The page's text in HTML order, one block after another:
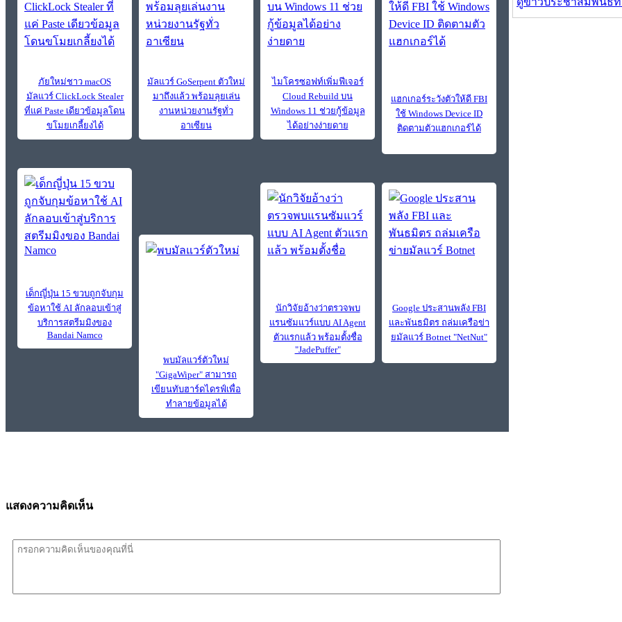
ภัยใหม่ชาว macOS
มัลแวร์ ClickLock Stealer
ที่แค่ Paste เดียวข้อมูลโดน
ขโมยเกลี้ยงได้
มัลแวร์ GoSerpent ตัวใหม่
มาถึงแล้ว พร้อมลุยเล่น
งานหน่วยงานรัฐทั่ว
อาเซียน
ไมโครซอฟท์เพิ่มฟีเจอร์
Cloud Rebuild บน
Windows 11 ช่วยกู้ข้อมูล
ได้อย่างง่ายดาย
แฮกเกอร์ระวังตัวให้ดี FBI
ใช้ Windows Device ID
ติดตามตัวแฮกเกอร์ได้
เด็กญี่ปุ่น 15 ขวบถูกจับกุม
ข้อหาใช้ AI ลักลอบเข้าสู่
บริการสตรีมมิงของ
Bandai Namco
พบมัลแวร์ตัวใหม่
"GigaWiper" สามารถ
เขียนทับฮาร์ดไดรฟ์เพื่อ
ทำลายข้อมูลได้
นักวิจัยอ้างว่าตรวจพบ
แรนซัมแวร์แบบ AI Agent
ตัวแรกแล้ว พร้อมตั้งชื่อ
"JadePuffer"
Google ประสานพลัง FBI
และพันธมิตร ถล่มเครือข่า
ยมัลแวร์ Botnet "NetNut"
แสดงความคิดเห็น